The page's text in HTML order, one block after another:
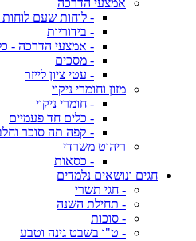
אמצעי הדרכה
- לוחות שעם
- בידוריות
- אמצעי הדרכה -
- מסכים
- עטי ציון לייזר
מזון וחומרי ניקוי
- חומרי ניקוי
- כלים חד פעמיים
- קפה תה סוכר
ריהוט משרדי
- כסאות
חגים ונושאים נלמדים
- חגי תשרי
- תחילת השנה
- סוכות
- ט"ו בשבט גינה וטבע